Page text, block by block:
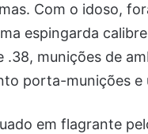
Com o idoso,
espingarda
.38, munições de
porta-munições e
em flagrante